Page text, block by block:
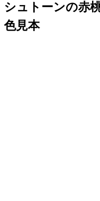
シュトーンの赤
色見本